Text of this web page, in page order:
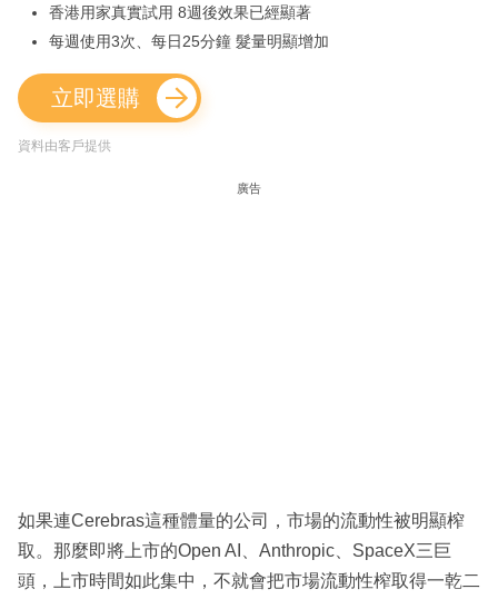
香港用家真實試用 8週後效果已經顯著
每週使用3次、每日25分鐘 髮量明顯增加
立即選購
資料由客戶提供
廣告
如果連Cerebras這種體量的公司，市場的流動性被明顯榨
取。那麼即將上市的Open AI、Anthropic、SpaceX三巨
頭，上市時間如此集中，不就會把市場流動性榨取得一乾二